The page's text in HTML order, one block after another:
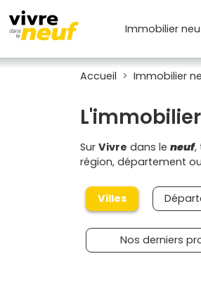
Immobilier
Accueil Immobilier
Sur Vivre dans le neuf,
région, département
Villes
Nos derniers